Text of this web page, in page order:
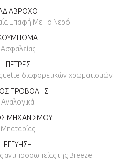
Επαφή Με Το Νερό
Ασφαλείας
ΠΕΤΡΕΣ
διαφορετικών χρωματισμών
ΠΡΟΒΟΛΗΣ
Αναλογικά
ΜΗΧΑΝΙΣΜΟΥ
Μπαταρίας
ΕΓΓΥΗΣΗ
αντιπροσωπείας της Breeze